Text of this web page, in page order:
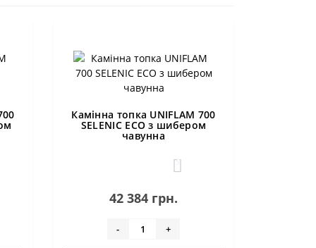
Камінна топка UNIFLAM 700
SELENIC ECO з шибером
чавунна
5
42 384 грн.
- +